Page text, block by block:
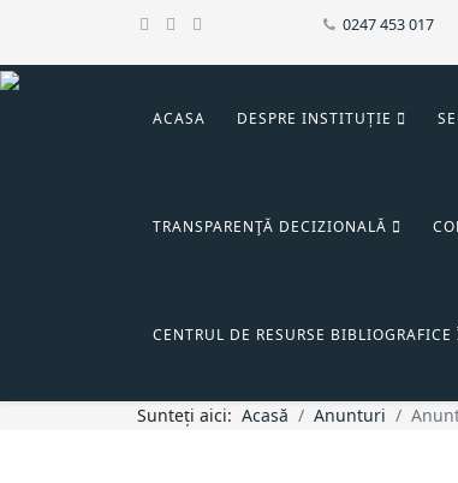
0247 453 017
ACASA DESPRE INSTITUȚIE
TRANSPARENŢĂ DECIZIONALĂ
CENTRUL DE RESURSE
Sunteți aici: Acasă Anunturi